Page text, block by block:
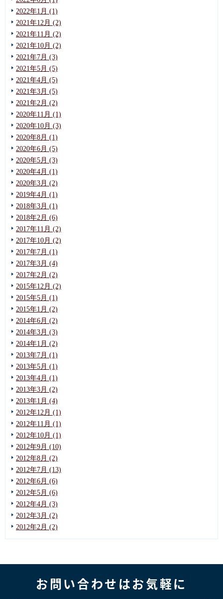
2022年1月 (1)
2021年12月 (2)
2021年11月 (2)
2021年10月 (2)
2021年7月 (3)
2021年5月 (5)
2021年4月 (5)
2021年3月 (5)
2021年2月 (2)
2020年11月 (1)
2020年10月 (3)
2020年8月 (1)
2020年6月 (5)
2020年5月 (3)
2020年4月 (1)
2020年3月 (2)
2019年4月 (1)
2018年3月 (1)
2018年2月 (6)
2017年11月 (2)
2017年10月 (2)
2017年7月 (1)
2017年3月 (4)
2017年2月 (2)
2015年12月 (2)
2015年5月 (1)
2015年1月 (2)
2014年6月 (2)
2014年3月 (3)
2014年1月 (2)
2013年7月 (1)
2013年5月 (1)
2013年4月 (1)
2013年3月 (2)
2013年1月 (4)
2012年12月 (1)
2012年11月 (1)
2012年10月 (1)
2012年9月 (10)
2012年8月 (2)
2012年7月 (13)
2012年6月 (6)
2012年5月 (6)
2012年4月 (3)
2012年3月 (2)
2012年2月 (2)
お問い合わせはお気軽に